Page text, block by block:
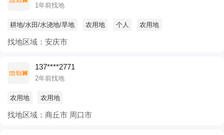
1年前找地
耕地/水田/水浇地/旱地 农用地 个人 农用地
找地区域：安庆市
137****2771
2年前找地
农用地 农用地
找地区域：商丘市 周口市